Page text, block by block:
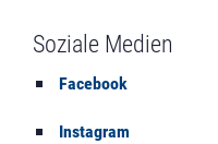
Soziale Medien
Facebook
Instagram